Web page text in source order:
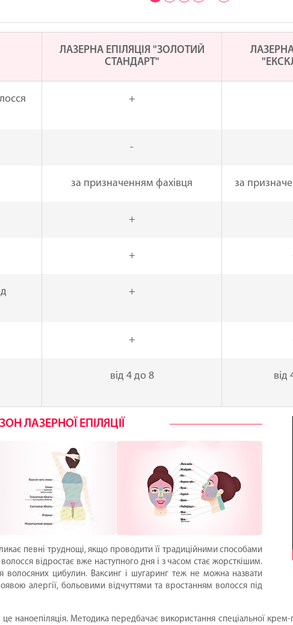
+
-
за призначенням фахівця за
+
+
+
+
від 4 до 8 від
ЛАЗЕРНА ЕПІЛЯЦІЯ "ЗОЛОТИЙ
СТАНДАРТ"
ЛАЗЕРНОЇ ЕПІЛЯЦІЇ
певні труднощі, якщо проводити її традиційними способами
відростає вже наступного дня і з часом стає жорсткішим.
волосяних цибулин. Ваксинг і шугаринг теж не можна назвати
алергії, больовими відчуттями та вростанням волосся під
наноепіляція. Методика передбачає використання спеціальної